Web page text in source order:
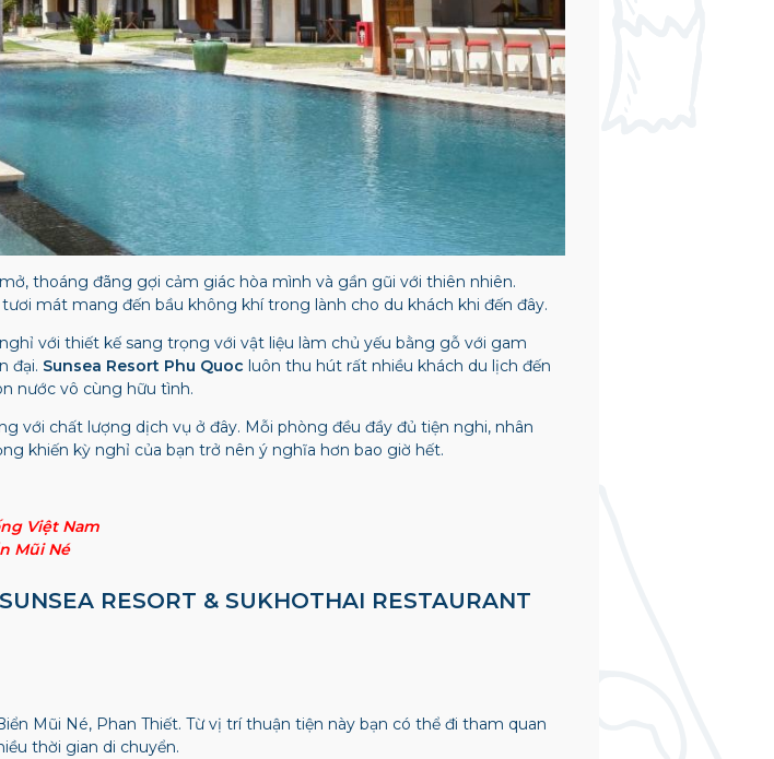
thoáng đãng gợi cảm giác hòa mình và gần gũi với thiên nhiên.
mát mang đến bầu không khí trong lành cho du khách khi đến đây.
với thiết kế sang trọng với vật liệu làm chủ yếu bằng gỗ với gam
đại. Sunsea Resort Phu Quoc luôn thu hút rất nhiều khách du lịch đến
nước vô cùng hữu tình.
với chất lượng dịch vụ ở đây. Mỗi phòng đều đầy đủ tiện nghi, nhân
khiến kỳ nghỉ của bạn trở nên ý nghĩa hơn bao giờ hết.
Việt Nam
Mũi Né
RESORT & SUKHOTHAI RESTAURANT
Mũi Né, Phan Thiết. Từ vị trí thuận tiện này bạn có thể đi tham quan
thời gian di chuyển.